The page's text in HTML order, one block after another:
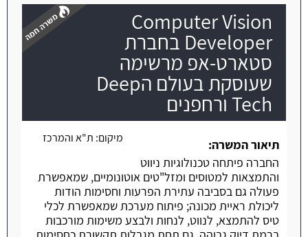
Computer Vision
Developer בחברת
סטארט-אפ מרשימה
שעוסקת בעולם הDeep
Tech ורחפנים
מיקום: ת"א והמרכז
תיאור המשרה:
החברה פיתחה טכנולוגיות ניווט
והתמצאות למטוסים ומזל"טים אוטונומיים, שמאפשרת
פעולה גם בסביבה עתירת הפרעות וחסימות הודות
ליכולת ראיית מכונה; פיתוח מערכת שמאפשרת לכלי
טיס להתמצא, לנווט, לנחות ולבצע משימות מורכבות